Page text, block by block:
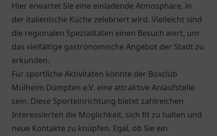
Hier erwartet Sie eine einladende Atmosphäre, in
der italienische Küche zelebriert wird. Vielleicht sind
die regionalen Spezialitäten einen Besuch wert, um
das vielfältige gastronomische Angebot der Stadt zu
erkunden.
Für sportliche Aktivitäten könnte der Boxclub
Mülheim Dümpten e.V. eine attraktive Anlaufstelle
sein. Diese Sporteinrichtung bietet zahlreichen
Interessierten die Möglichkeit, sich fit zu halten und
neue Kontakte zu knüpfen. Egal, ob Sie ein